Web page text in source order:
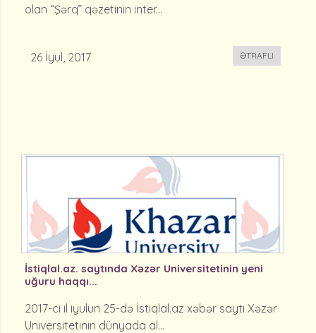
olan “Şərq” qəzetinin inter...
26 İyul, 2017 ƏTRAFLI
İstiqlal.az. saytında Xəzər Universitetinin yeni
uğuru haqqı...
2017-ci il iyulun 25-də İstiqlal.az xəbər saytı Xəzər
Universitetinin dünyada al...